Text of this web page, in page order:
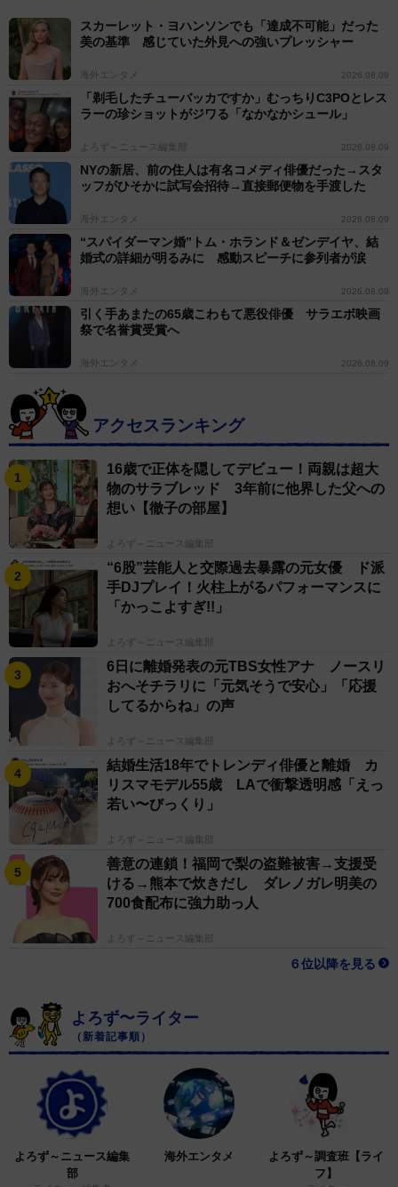
スカーレット・ヨハンソンでも「達成不可能」だった
美の基準 感じていた外見への強いプレッシャー
海外エンタメ 2026.08.09
「剃毛したチューバッカですか」むっちりC3POとレス
ラーの珍ショットがジワる「なかなかシュール」
よろず～ニュース編集部 2026.08.09
NYの新居、前の住人は有名コメディ俳優だった→スタ
ッフがひそかに試写会招待→直接郵便物を手渡した
海外エンタメ 2026.08.09
“スパイダーマン婚”トム・ホランド＆ゼンデイヤ、結
婚式の詳細が明るみに 感動スピーチに参列者が涙
海外エンタメ 2026.08.09
引く手あまたの65歳こわもて悪役俳優 サラエボ映画
祭で名誉賞受賞へ
海外エンタメ 2026.08.09
アクセスランキング
16歳で正体を隠してデビュー！両親は超大
物のサラブレッド 3年前に他界した父への
想い【徹子の部屋】
よろず～ニュース編集部
“6股”芸能人と交際過去暴露の元女優 ド派
手DJプレイ！火柱上がるパフォーマンスに
「かっこよすぎ!!」
よろず～ニュース編集部
6日に離婚発表の元TBS女性アナ ノースリ
おへそチラリに「元気そうで安心」「応援
してるからね」の声
よろず～ニュース編集部
結婚生活18年でトレンディ俳優と離婚 カ
リスマモデル55歳 LAで衝撃透明感「えっ
若い〜びっくり」
よろず～ニュース編集部
善意の連鎖！福岡で梨の盗難被害→支援受
ける→熊本で炊きだし ダレノガレ明美の
700食配布に強力助っ人
よろず～ニュース編集部
６位以降を見る
よろず〜ライター
（新着記事順）
よろず～ニュース編集
部
海外エンタメ
よろず～調査班【ライ
フ】